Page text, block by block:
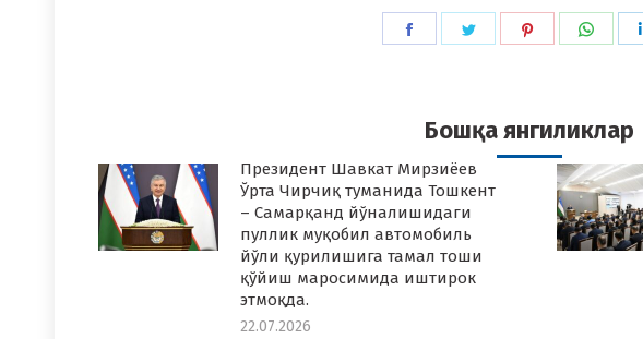
Share
Share
Share
Share
Бошқа янгиликлар
Президент Шавкат Мирзиёев
Ўрта Чирчиқ туманида Тошкент
– Самарқанд йўналишидаги
пуллик муқобил автомобиль
йўли қурилишига тамал тоши
қўйиш маросимида иштирок
этмоқда.
22.07.2026